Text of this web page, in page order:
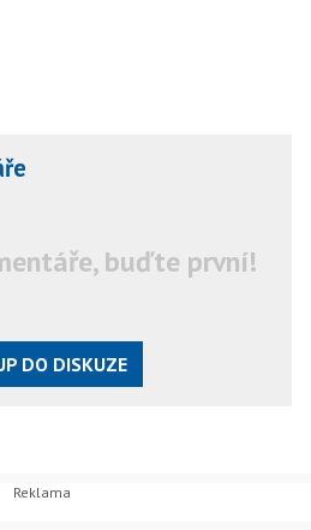
buďte první!
DO DISKUZE